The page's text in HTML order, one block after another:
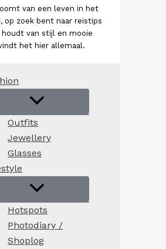
van een leven in het
op zoek bent naar reistips
houdt van stijl en mooie
het hier allemaal.
Outfits
Jewellery
Glasses
Hotspots
Photodiary /
Shoplog